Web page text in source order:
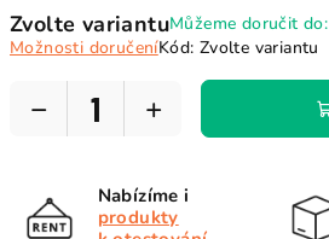
cena:
Zvolte variantuMůžeme doručit do:
Možnosti doručeníKód: Zvolte variantu
+
−
Nabízíme i
produkty